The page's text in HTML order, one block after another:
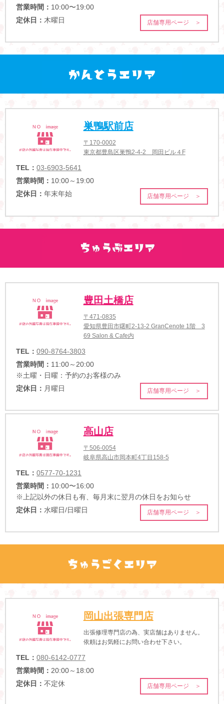
営業時間： 10:00〜19:00
定休日： 木曜日 店舗専用ページ ＞
巣鴨駅前店
〒170-0002
東京都豊島区巣鴨2-4-2 岡田ビル４F
TEL： 03-6903-5641
営業時間： 10:00～19:00
定休日： 年末年始 店舗専用ページ ＞
豊田土橋店
〒471-0835
愛知県豊田市曙町2-13-2 GranCenote 1階 3
69 Salon & Cafe内
TEL： 090-8764-3803
営業時間： 11:00～20:00
※土曜・日曜：予約のお客様のみ
定休日： 月曜日 店舗専用ページ ＞
高山店
〒506-0054
岐阜県高山市岡本町4丁目158-5
TEL： 0577-70-1231
営業時間： 10:00〜16:00
※上記以外の休日も有、毎月末に翌月の休日をお知らせ
定休日： 水曜日/日曜日 店舗専用ページ ＞
岡山出張専門店
出張修理専門店の為、実店舗はありません。
依頼はお気軽にお問い合わせ下さい。
TEL： 080-6142-0777
営業時間： 20:00～18:00
定休日： 不定休 店舗専用ページ ＞